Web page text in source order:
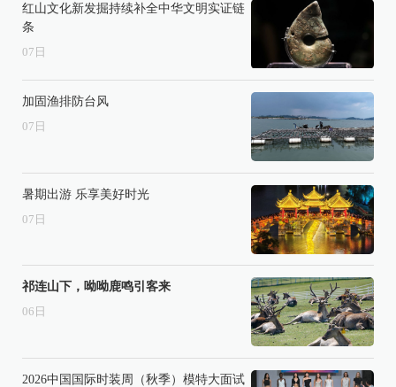
红山文化新发掘持续补全中华文明实证链
条
07 日
加固渔排防台风
07 日
暑期出游 乐享美好时光
07 日
祁连山下，呦呦鹿鸣引客来
06 日
2026中国国际时装周（秋季）模特大面试